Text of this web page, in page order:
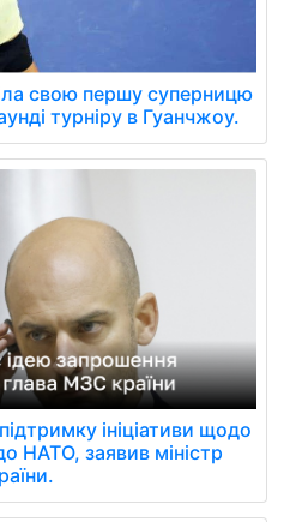
свою першу суперницю
турніру в Гуанчжоу.
ініціативи щодо
НАТО, заявив міністр